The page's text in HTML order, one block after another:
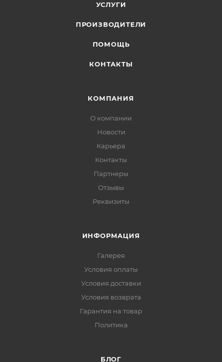
УСЛУГИ
ПРОИЗВОДИТЕЛИ
ПОМОЩЬ
КОНТАКТЫ
КОМПАНИЯ
О компании
Новости
Карьера
Контакты
Партнеры
Отзывы
Реквизиты
ИНФОРМАЦИЯ
Галерея
Условия оплаты
Условия доставки
Условия возврата
Гарантия на товар
Политика
БЛОГ